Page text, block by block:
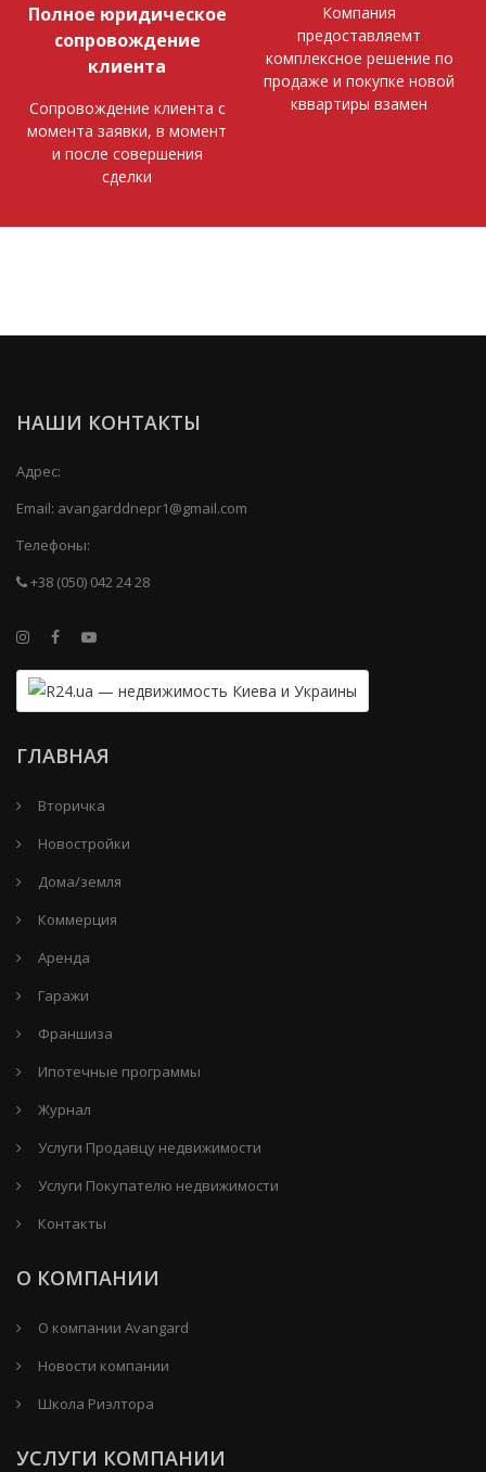
Полное юридическое
сопровождение
клиента
Сопровождение клиента с
момента заявки, в момент
и после совершения
сделки
Компания
предоставляемт
комплексное решение по
продаже и покупке новой
кввартиры взамен
НАШИ КОНТАКТЫ
Адрес:
Email: avangarddnepr1@gmail.com
Телефоны:
+38 (050) 042 24 28
ГЛАВНАЯ
Вторичка
Новостройки
Дома/земля
Коммерция
Аренда
Гаражи
Франшиза
Ипотечные программы
Журнал
Услуги Продавцу недвижимости
Услуги Покупателю недвижимости
Контакты
О КОМПАНИИ
О компании Avangard
Новости компании
Школа Риэлтора
УСЛУГИ КОМПАНИИ